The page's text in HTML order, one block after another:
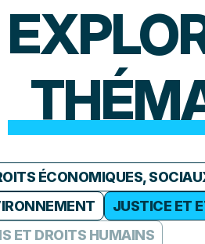
ÉCONOMIQUES,
JUSTICE ET
ET DROITS HUMAINS